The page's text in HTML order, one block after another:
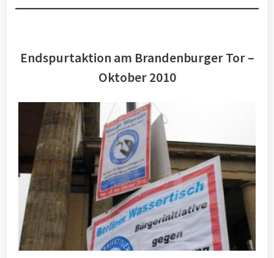
Endspurtaktion am Brandenburger Tor –
Oktober 2010